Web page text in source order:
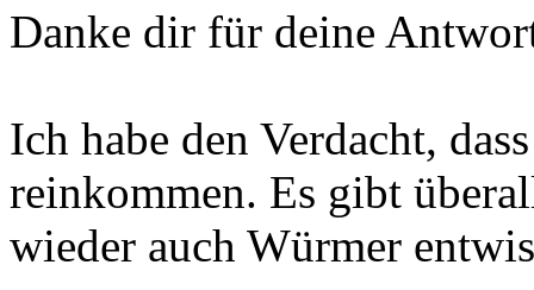
Danke dir für deine
Ich habe den Verdacht,
reinkommen. Es gibt
wieder auch Würmer